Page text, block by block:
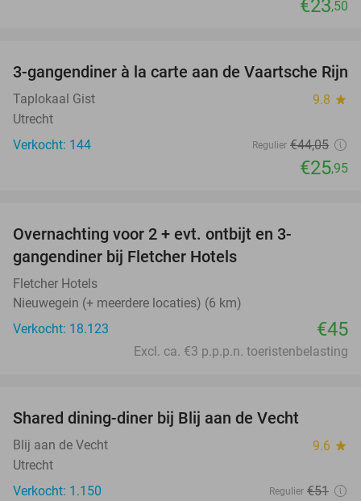
€23,50
41%
3-gangendiner à la carte aan de Vaartsche Rijn
Taplokaal Gist 9.8 star
Utrecht
Verkocht: 144
Regulier €44,05
€25,95
Overnachting voor 2 + evt. ontbijt en 3-
gangendiner bij Fletcher Hotels
Fletcher Hotels
Nieuwegein (+ meerdere locaties) (6 km)
Verkocht: 18.123
€45
Excl. ca. €3 p.p.p.n. toeristenbelasting
Shared dining-diner bij Blij aan de Vecht
Blij aan de Vecht 9.6 star
Utrecht
Verkocht: 1.150
Regulier €51